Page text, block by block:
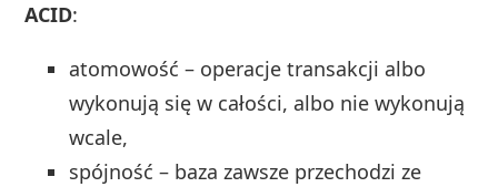
ACID:
atomowość – operacje transakcji albo
wykonują się w całości, albo nie wykonują
wcale,
spójność – baza zawsze przechodzi ze